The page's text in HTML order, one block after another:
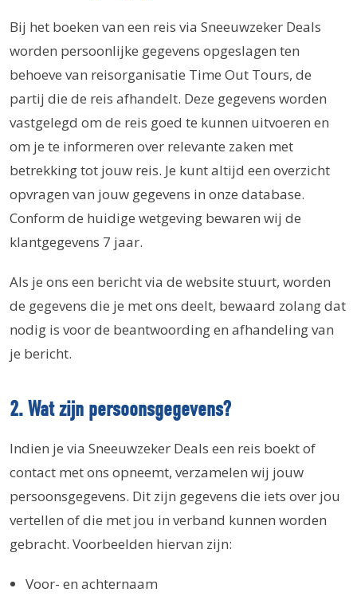
Bij het boeken van een reis via Sneeuwzeker Deals
worden persoonlijke gegevens opgeslagen ten
behoeve van reisorganisatie Time Out Tours, de
partij die de reis afhandelt. Deze gegevens worden
vastgelegd om de reis goed te kunnen uitvoeren en
om je te informeren over relevante zaken met
betrekking tot jouw reis. Je kunt altijd een overzicht
opvragen van jouw gegevens in onze database.
Conform de huidige wetgeving bewaren wij de
klantgegevens 7 jaar.
Als je ons een bericht via de website stuurt, worden
de gegevens die je met ons deelt, bewaard zolang dat
nodig is voor de beantwoording en afhandeling van
je bericht.
2. Wat zijn persoonsgegevens?
Indien je via Sneeuwzeker Deals een reis boekt of
contact met ons opneemt, verzamelen wij jouw
persoonsgegevens. Dit zijn gegevens die iets over jou
vertellen of die met jou in verband kunnen worden
gebracht. Voorbeelden hiervan zijn:
Voor- en achternaam